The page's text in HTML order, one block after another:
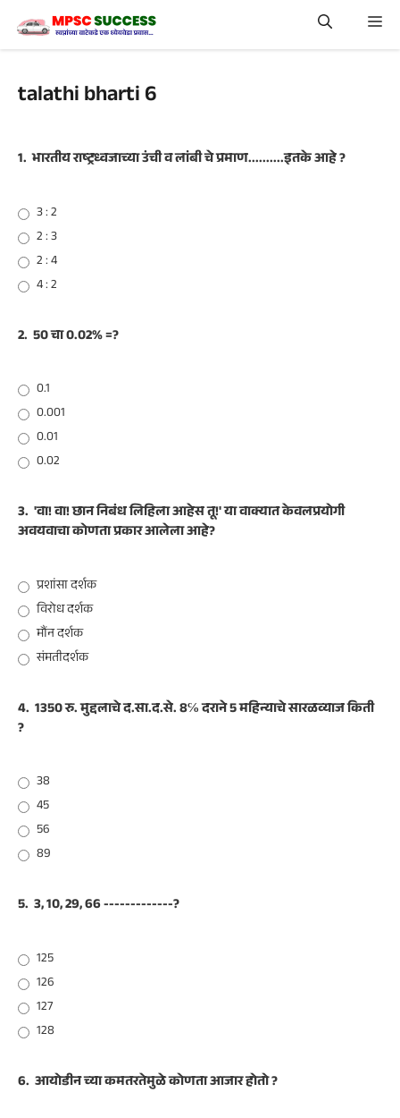
content
talathi bharti 6
1. भारतीय राष्ट्रध्वजाच्या उंची व लांबी चे प्रमाण..........इतके आहे ?
3 : 2
2 : 3
2 : 4
4 : 2
2. 50 चा 0.02% =?
0.1
0.001
0.01
0.02
3. 'वा! वा! छान निबंध लिहिला आहेस तू!' या वाक्यात केवलप्रयोगी
अवयवाचा कोणता प्रकार आलेला आहे?
प्रशांसा दर्शक
विरोध दर्शक
मौंन दर्शक
संमतीदर्शक
4. 1350 रु. मुद्दलाचे द.सा.द.से. 8℅ दराने 5 महिन्याचे सारळव्याज किती
?
38
45
56
89
5. 3, 10, 29, 66 -------------?
125
126
127
128
6. आयोडीन च्या कमतरतेमुळे कोणता आजार होतो ?